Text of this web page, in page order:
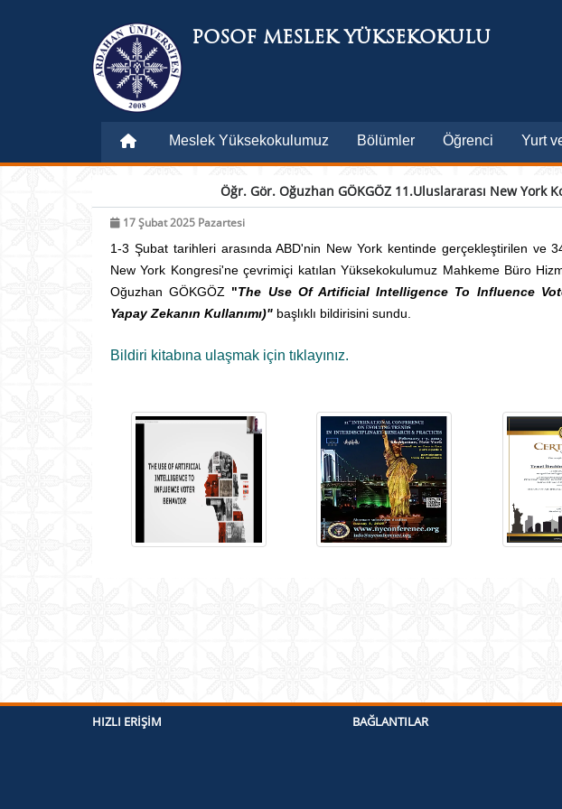
POSOF MESLEK YÜKSEKOKULU
Meslek Yüksekokulumuz Bölümler Öğrenci Yurt
Öğr. Gör. Oğuzhan GÖKGÖZ 11.Uluslararası New York
17 Şubat 2025 Pazartesi
1-3 Şubat tarihleri arasında ABD'nin New York kentinde gerçekleştirilen ve 34
New York Kongresi'ne çevrimiçi katılan Yüksekokulumuz Mahkeme Büro
Oğuzhan GÖKGÖZ "The Use Of Artificial Intelligence To Influence
Yapay Zekanın Kullanımı)" başlıklı bildirisini sundu.
Bildiri kitabına ulaşmak için tıklayınız.
HIZLI ERIŞIM BAĞLANTILAR